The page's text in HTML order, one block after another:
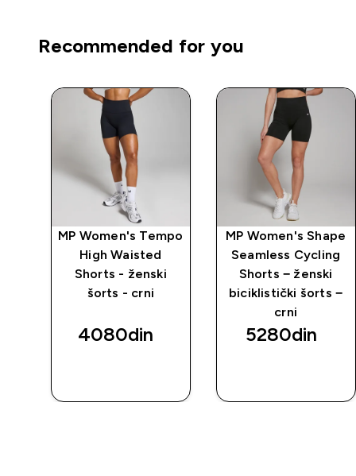
Recommended for you
MP Women's Tempo
High Waisted
Shorts - ženski
šorts - crni
4080din‎
MP Women's Shape
Seamless Cycling
Shorts − ženski
biciklistički šorts −
crni
5280din‎